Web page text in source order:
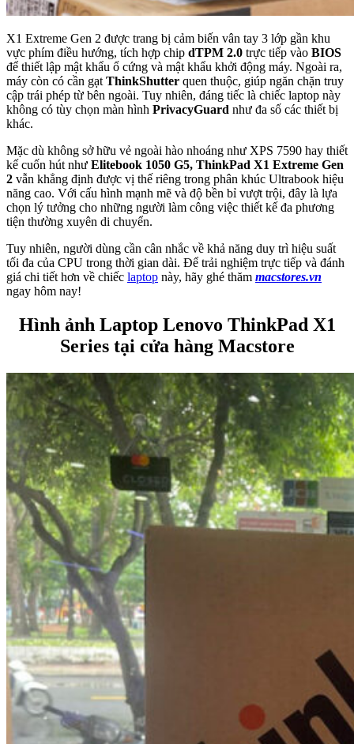
X1 Extreme Gen 2 được trang bị cảm biến vân tay 3 lớp gần khu
vực phím điều hướng, tích hợp chip dTPM 2.0 trực tiếp vào BIOS
để thiết lập mật khẩu ổ cứng và mật khẩu khởi động máy. Ngoài ra,
máy còn có cần gạt ThinkShutter quen thuộc, giúp ngăn chặn truy
cập trái phép từ bên ngoài. Tuy nhiên, đáng tiếc là chiếc laptop này
không có tùy chọn màn hình PrivacyGuard như đa số các thiết bị
khác.
Mặc dù không sở hữu vẻ ngoài hào nhoáng như XPS 7590 hay thiết
kế cuốn hút như Elitebook 1050 G5, ThinkPad X1 Extreme Gen
2 vẫn khẳng định được vị thế riêng trong phân khúc Ultrabook hiệu
năng cao. Với cấu hình mạnh mẽ và độ bền bỉ vượt trội, đây là lựa
chọn lý tưởng cho những người làm công việc thiết kế đa phương
tiện thường xuyên di chuyển.
Tuy nhiên, người dùng cần cân nhắc về khả năng duy trì hiệu suất
tối đa của CPU trong thời gian dài. Để trải nghiệm trực tiếp và đánh
giá chi tiết hơn về chiếc laptop này, hãy ghé thăm macstores.vn
ngay hôm nay!
Hình ảnh Laptop Lenovo ThinkPad X1
Series tại cửa hàng Macstore